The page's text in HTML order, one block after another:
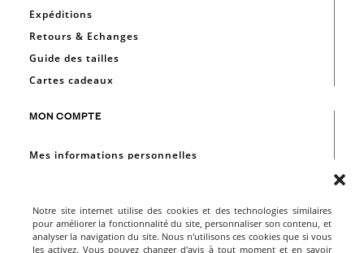
Notre site internet utilise des cookies et des technologies similaires
pour améliorer la fonctionnalité du site, personnaliser son contenu, et
analyser la navigation du site. Nous n'utilisons ces cookies que si vous
les activez. Vous pouvez changer d'avis à tout moment et en savoir
Expéditions
Retours & Echanges
Guide des tailles
Cartes cadeaux
MON COMPTE
Mes informations personnelles
Mon solde cadeaux